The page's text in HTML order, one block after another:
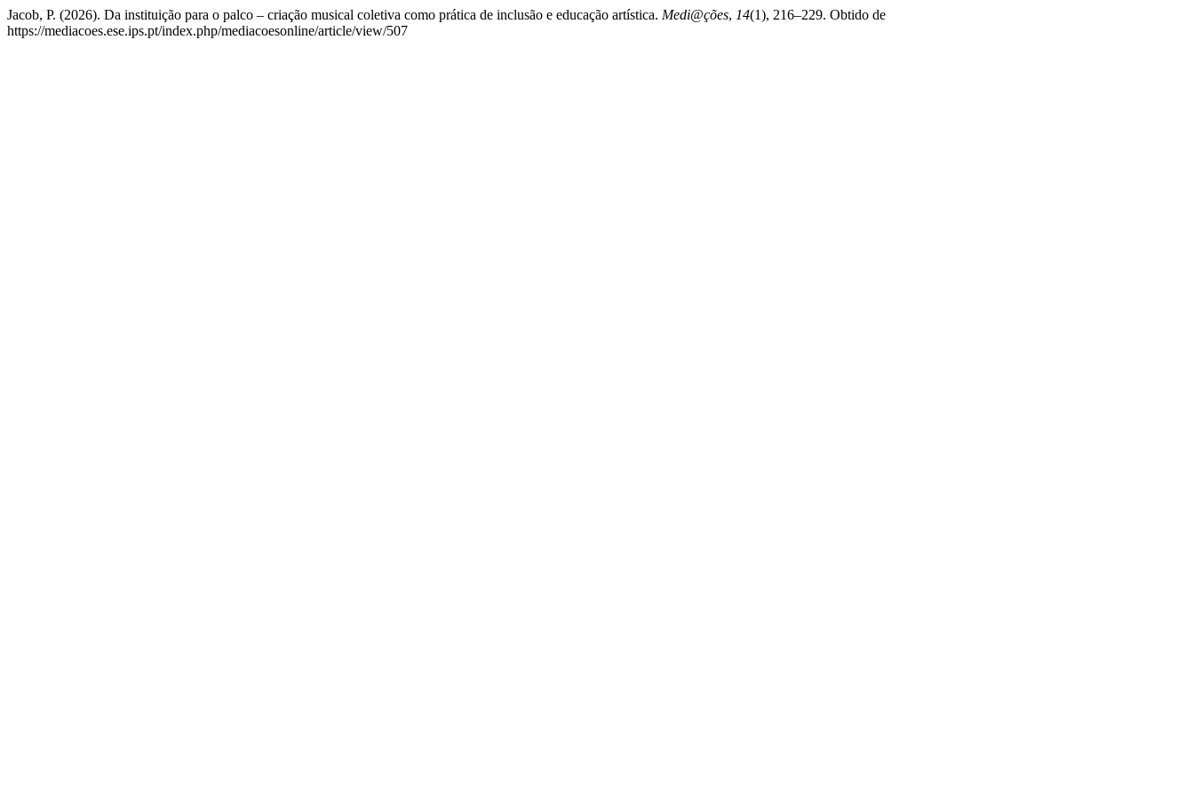
Jacob, P. (2026). Da instituição para o palco – criação musical coletiva como prática de inclusão e educação artística. Medi@ções, 14(1), 216–229. Obtido de
https://mediacoes.ese.ips.pt/index.php/mediacoesonline/article/view/507